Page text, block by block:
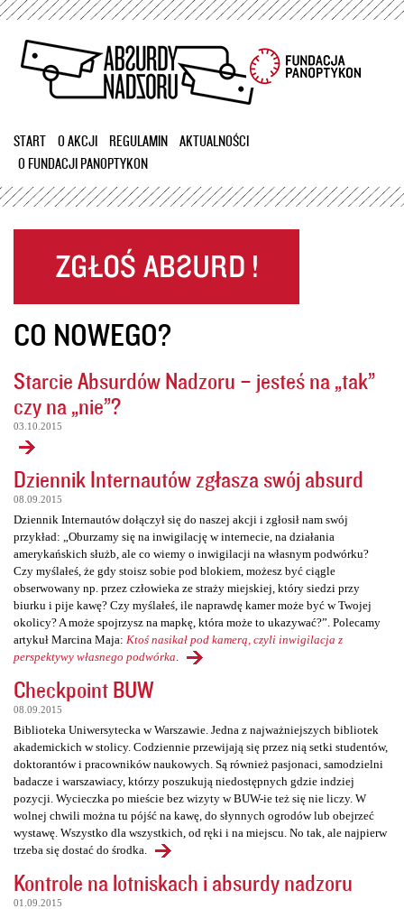
Przejdź
treści
START O AKCJI REGULAMIN
AKTUALNOŚCI
O FUNDACJI PANOPTYKON
CO NOWEGO?
Starcie Absurdów Nadzoru – jesteś na „tak”
czy na „nie”?
03.10.2015
Dziennik Internautów zgłasza swój absurd
08.09.2015
Dziennik Internautów dołączył się do naszej akcji i zgłosił nam swój
przykład: „Oburzamy się na inwigilację w internecie, na działania
amerykańskich służb, ale co wiemy o inwigilacji na własnym podwórku?
Czy myślałeś, że gdy stoisz sobie pod blokiem, możesz być ciągle
obserwowany np. przez człowieka ze straży miejskiej, który siedzi przy
biurku i pije kawę? Czy myślałeś, ile naprawdę kamer może być w Twojej
okolicy? A może spojrzysz na mapkę, która może to ukazywać?”. Polecamy
artykuł Marcina Maja: Ktoś nasikał pod kamerą, czyli inwigilacja z
perspektywy własnego podwórka
Checkpoint BUW
08.09.2015
Biblioteka Uniwersytecka w Warszawie. Jedna z najważniejszych bibliotek
akademickich w stolicy. Codziennie przewijają się przez nią setki studentów,
doktorantów i pracowników naukowych. Są również pasjonaci, samodzielni
badacze i warszawiacy, którzy poszukują niedostępnych gdzie indziej
pozycji. Wycieczka po mieście bez wizyty w BUW-ie też się nie liczy. W
wolnej chwili można tu pójść na kawę, do słynnych ogrodów lub obejrzeć
wystawę. Wszystko dla wszystkich, od ręki i na miejscu. No tak, ale najpierw
trzeba się dostać do środka.
Kontrole na lotniskach i absurdy nadzoru
01.09.2015